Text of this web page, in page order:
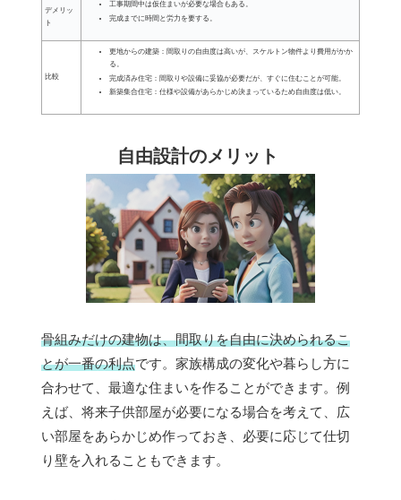
デメリッ
ト
工事期間中は仮住まいが必要な場合もある。
完成までに時間と労力を要する。
比較
更地からの建築：間取りの自由度は高いが、スケルトン物件より費用がかか
る。
完成済み住宅：間取りや設備に妥協が必要だが、すぐに住むことが可能。
新築集合住宅：仕様や設備があらかじめ決まっているため自由度は低い。
自由設計のメリット
骨組みだけの建物は、間取りを自由に決められるこ
とが一番の利点です。家族構成の変化や暮らし方に
合わせて、最適な住まいを作ることができます。例
えば、将来子供部屋が必要になる場合を考えて、広
い部屋をあらかじめ作っておき、必要に応じて仕切
り壁を入れることもできます。